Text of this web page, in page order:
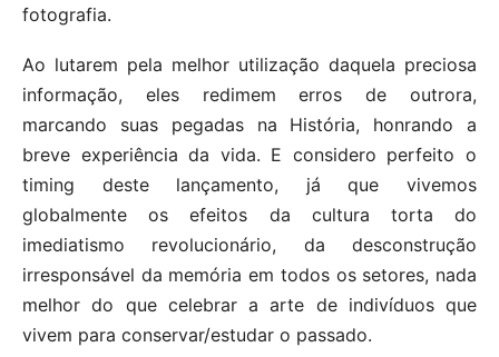
fotografia.
Ao lutarem pela melhor utilização daquela preciosa
informação, eles redimem erros de outrora,
marcando suas pegadas na História, honrando a
breve experiência da vida. E considero perfeito o
timing deste lançamento, já que vivemos
globalmente os efeitos da cultura torta do
imediatismo revolucionário, da desconstrução
irresponsável da memória em todos os setores, nada
melhor do que celebrar a arte de indivíduos que
vivem para conservar/estudar o passado.